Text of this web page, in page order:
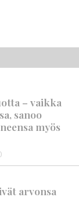
– vaikka
sanoo
myös
arvonsa